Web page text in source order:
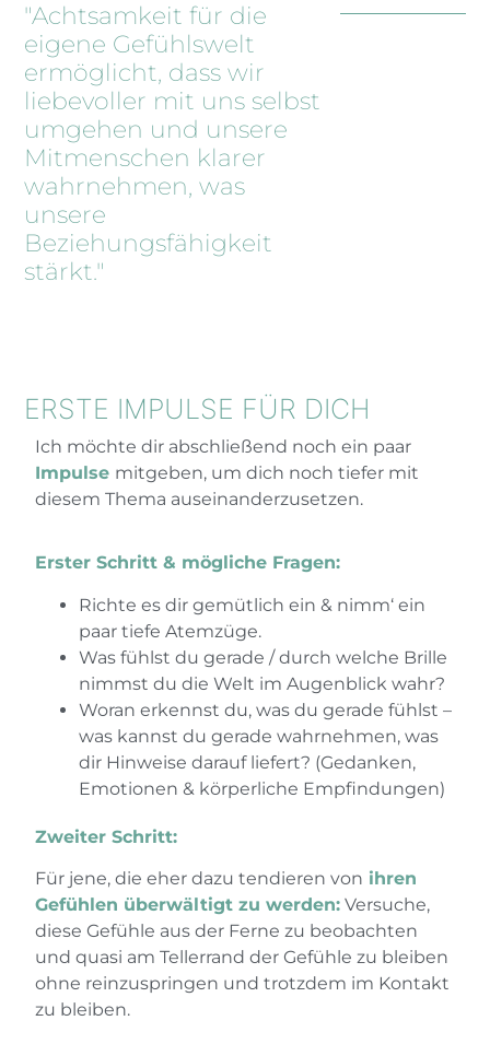
"Achtsamkeit für die
eigene Gefühlswelt
ermöglicht, dass wir
liebevoller mit uns selbst
umgehen und unsere
Mitmenschen klarer
wahrnehmen, was
unsere
Beziehungsfähigkeit
stärkt."
ERSTE IMPULSE FÜR DICH
Ich möchte dir abschließend noch ein paar
Impulse mitgeben, um dich noch tiefer mit
diesem Thema auseinanderzusetzen.
Erster Schritt & mögliche Fragen:
Richte es dir gemütlich ein & nimm‘ ein
paar tiefe Atemzüge.
Was fühlst du gerade / durch welche Brille
nimmst du die Welt im Augenblick wahr?
Woran erkennst du, was du gerade fühlst –
was kannst du gerade wahrnehmen, was
dir Hinweise darauf liefert? (Gedanken,
Emotionen & körperliche Empfindungen)
Zweiter Schritt:
Für jene, die eher dazu tendieren von ihren
Gefühlen überwältigt zu werden: Versuche,
diese Gefühle aus der Ferne zu beobachten
und quasi am Tellerrand der Gefühle zu bleiben
ohne reinzuspringen und trotzdem im Kontakt
zu bleiben.